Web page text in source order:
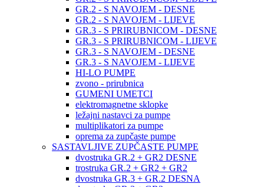
GR.2 - S NAVOJEM - DESNE
GR.2 - S NAVOJEM - LIJEVE
GR.3 - S PRIRUBNICOM - DESNE
GR.3 - S PRIRUBNICOM - LIJEVE
GR.3 - S NAVOJEM - DESNE
GR.3 - S NAVOJEM - LIJEVE
HI-LO PUMPE
zvono - prirubnica
GUMENI UMETCI
elektromagnetne sklopke
ležajni nastavci za pumpe
multiplikatori za pumpe
oprema za zupčaste pumpe
SASTAVLJIVE ZUPČASTE PUMPE
dvostruka GR.2 + GR2 DESNE
trostruka GR.2 + GR2 + GR2
dvostruka GR.3 + GR.2 DESNA